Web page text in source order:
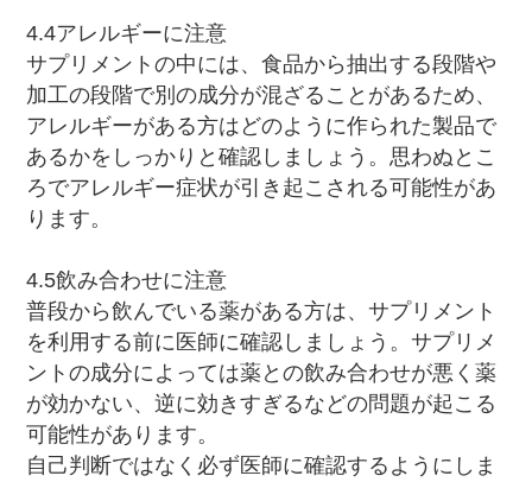
4.4アレルギーに注意
サプリメントの中には、食品から抽出する段階や
加工の段階で別の成分が混ざることがあるため、
アレルギーがある方はどのように作られた製品で
あるかをしっかりと確認しましょう。思わぬとこ
ろでアレルギー症状が引き起こされる可能性があ
ります。
4.5飲み合わせに注意
普段から飲んでいる薬がある方は、サプリメント
を利用する前に医師に確認しましょう。サプリメ
ントの成分によっては薬との飲み合わせが悪く薬
が効かない、逆に効きすぎるなどの問題が起こる
可能性があります。
自己判断ではなく必ず医師に確認するようにしま